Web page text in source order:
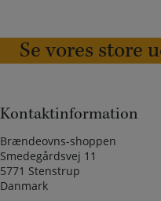
Se vores store
Kontaktinformation
Brændeovns-shoppen
Smedegårdsvej 11
5771 Stenstrup
Danmark